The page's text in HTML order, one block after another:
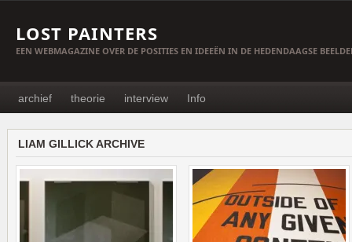
LOST PAINTERS
EEN WEBMAGAZINE OVER DE POSITIES EN IDEEËN IN DE HEDENDAAGSE
archief theorie interview Info
LIAM GILLICK ARCHIVE